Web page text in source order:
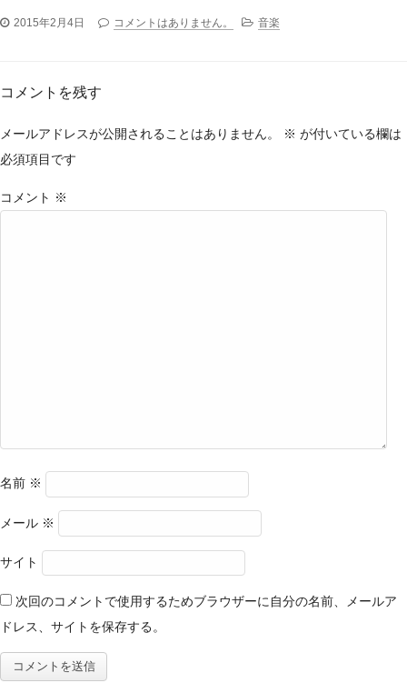
2015年2月4日 コメントはありません。 音楽
コメントを残す
メールアドレスが公開されることはありません。 ※ が付いている欄は
必須項目です
コメント ※
名前 ※
メール ※
サイト
次回のコメントで使用するためブラウザーに自分の名前、メールア
ドレス、サイトを保存する。